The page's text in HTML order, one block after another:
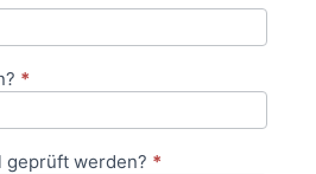
*
geprüft werden? *